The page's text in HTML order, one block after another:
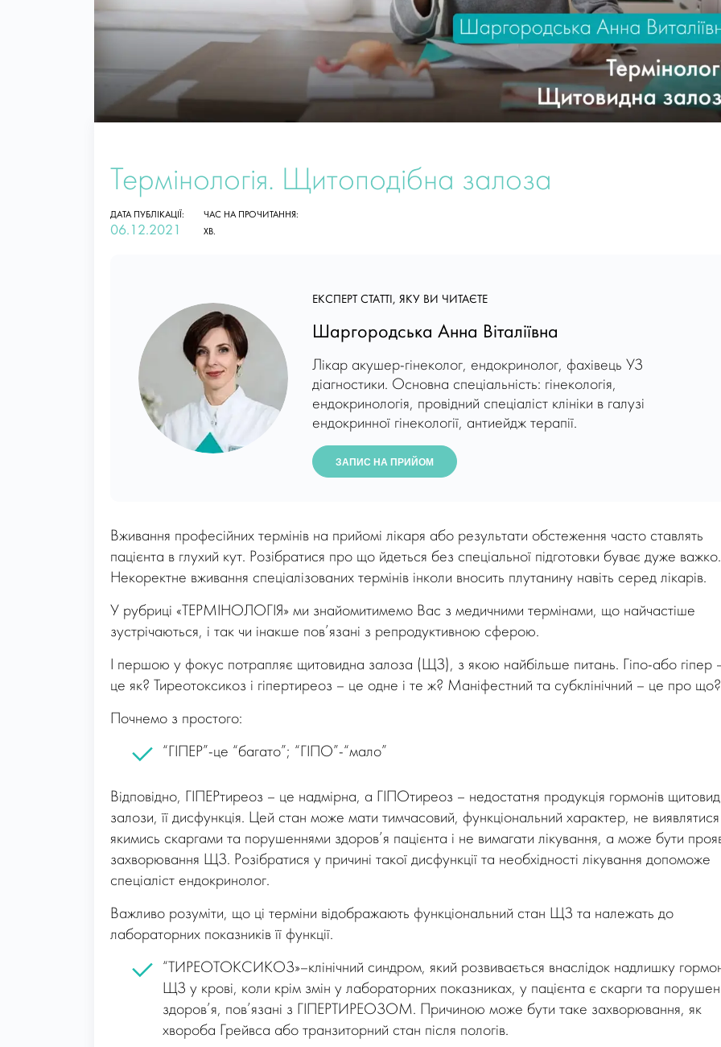
Термінологія. Щитоподібна залоза
ДАТА ПУБЛІКАЦІЇ:
06.12.2021
ЧАС НА ПРОЧИТАННЯ:
ХВ.
ЕКСПЕРТ СТАТТІ, ЯКУ ВИ ЧИТАЄТЕ
Шаргородська Анна Віталіївна
Лікар акушер-гінеколог, ендокринолог, фахівець УЗ
діагностики. Основна спеціальність: гінекологія,
ендокринологія, провідний спеціаліст клініки в галузі
ендокринної гінекології, антиейдж терапії.
ЗАПИС НА ПРИЙОМ
Вживання професійних термінів на прийомі лікаря або результати обстеження часто ставлять
пацієнта в глухий кут. Розібратися про що йдеться без спеціальної підготовки буває дуже важко.
Некоректне вживання спеціалізованих термінів інколи вносить плутанину навіть серед лікарів.
У рубриці «ТЕРМІНОЛОГІЯ» ми знайомитимемо Вас з медичними термінами, що найчастіше
зустрічаються, і так чи інакше пов’язані з репродуктивною сферою.
І першою у фокус потрапляє щитовидна залоза (ЩЗ), з якою найбільше питань. Гіпо-або гіпер
це як? Тиреотоксикоз і гіпертиреоз – це одне і те ж? Маніфестний та субклінічний – це про що?
Почнемо з простого:
“ГІПЕР”-це “багато”; “ГІПО”-“мало”
Відповідно, ГІПЕРтиреоз – це надмірна, а ГІПОтиреоз – недостатня продукція гормонів
залози, її дисфункція. Цей стан може мати тимчасовий, функціональний характер, не виявлятися
якимись скаргами та порушеннями здоров’я пацієнта і не вимагати лікування, а може бути
захворювання ЩЗ. Розібратися у причині такої дисфункції та необхідності лікування допоможе
спеціаліст ендокринолог.
Важливо розуміти, що ці терміни відображають функціональний стан ЩЗ та належать до
лабораторних показників її функції.
“ТИРЕОТОКСИКОЗ»–клінічний синдром, який розвивається внаслідок надлишку
ЩЗ у крові, коли крім змін у лабораторних показниках, у пацієнта є скарги та
здоров’я, пов’язані з ГІПЕРТИРЕОЗОМ. Причиною може бути таке захворювання, як
хвороба Грейвса або транзиторний стан після пологів.